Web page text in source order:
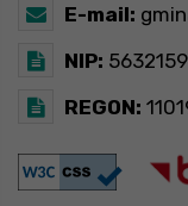
E-mail:
NIP:
REGON: